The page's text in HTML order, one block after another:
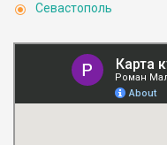
Севастополь